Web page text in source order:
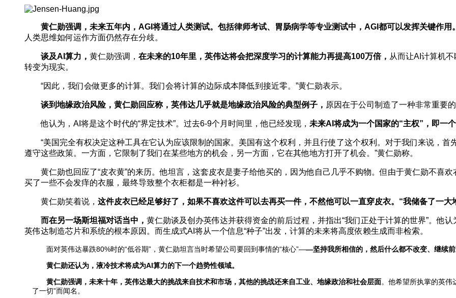
黄仁勋强调，未来五年内，AGI将通过人类测试。包括律师考试、胃肠病学等专业测试中，AGI都可以发挥关键作用
人类思维如何运作方面仍然存在分歧。
谈及AI算力， 黄仁勋强调， 在未来的10年里，英伟达将会把深度学习的计算能力再提高100万倍， 从而让AI计算机
转变为现实。
“因此，我们会做更多的计算。我们会将计算的边际成本降低到接近零。”黄仁勋表示。
谈到地缘政治风险，黄仁勋回应称，英伟达几乎就是地缘政治风险的典型例子， 原因在于公司制造了一种非常重要
他认为，AI将是这个时代的“界定技术”。过去6-9个月时间里，他已经发现， 未来AI将成为一个国家的“主权”，即一
“美国完全有权决定这种工具在它认为应该限制的国家。美国有这个权利，并且行使了这个权利。对于我们来说，首
遵守这些政策。一方面，它限制了我们在某些地方的机会，另一方面，它在其他地方打开了机会。”黄仁勋称。
黄仁勋也回应了“皮衣黄”的来历。他坦言，这套皮衣是妻子给他买的，因为他自己几乎不购物。但由于黄仁勋不喜
买了一些不会发痒的衣服，最终导致整个衣柜都是一种衬衫。
黄仁勋笑着说， 这件皮衣已经足够好了，如果不喜欢这件可以去再买一件，不然他可以一直穿皮衣。 “我储备了一大
而在另一场斯坦福对话当中， 黄仁勋谈及创办英伟达并获得资金的前后过程，并指出“我们正处于计算的世界”。他
英伟达制造芯片和系统的根本原因。而生成式AI将从一个信息“种子”出发，计算的未来将高度依赖生成而非检索。
面对英伟达暴跌80%时的“低谷期”，黄仁勋坦言当时希望公司要回到事情的“核心”——坚持我所相信的，然后什么都不改变、继续
黄仁勋还认为，液冷技术将成为AI算力的下一个趋势性领域。
黄仁勋强调，未来十年，英伟达最大的挑战来自技术和市场，其他的挑战还来自工业、地缘政治和社会层面。他希望所执掌的英伟
了一切”而闻名。